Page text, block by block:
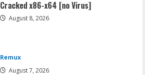
Cracked x86-x64 [no Virus]
August 8, 2026
Remux
August 7, 2026